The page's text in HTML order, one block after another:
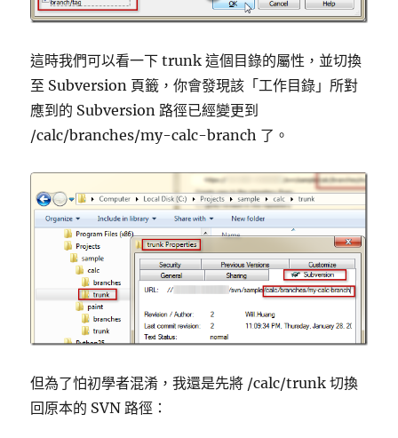
這時我們可以看一下 trunk 這個目錄的屬性，並切換
至 Subversion 頁籤，你會發現該「工作目錄」所對
應到的 Subversion 路徑已經變更到
/calc/branches/my-calc-branch 了。
但為了怕初學者混淆，我還是先將 /calc/trunk 切換
回原本的 SVN 路徑：